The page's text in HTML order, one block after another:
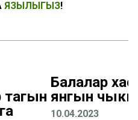
ЯЗЫЛЫГЫЗ!
тагын
Балалар
янгын
10.04.2023